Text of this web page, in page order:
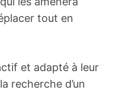
tout en
et adapté à leur
recherche d’un